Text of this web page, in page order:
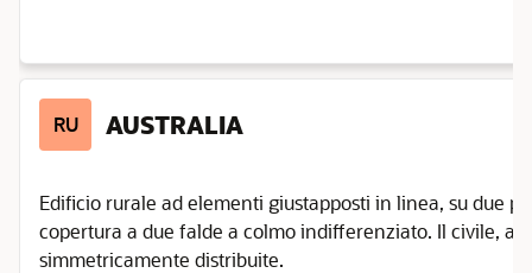
RU AUSTRALIA
Edificio rurale ad elementi giustapposti in linea, su due
copertura a due falde a colmo indifferenziato. Il civile,
simmetricamente distribuite.